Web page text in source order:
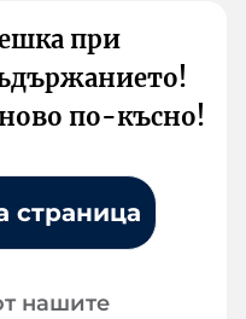
при
по-късно!
страница
нашите